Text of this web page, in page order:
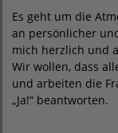
Es geht um die
an persönlicher
mich herzlich und
Wir wollen, dass
und arbeiten die
„Ja!“ beantworten.